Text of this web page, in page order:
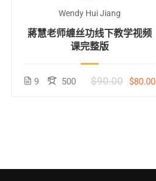
Wendy Hui Jiang
蔣慧老师缠丝功线下教学视频
课完整版
9 500 $90.00 $80.00